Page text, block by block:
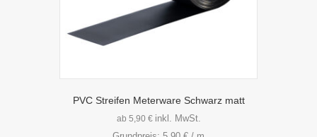
werden
PVC Streifen Meterware Schwarz matt
ab 5,90 € inkl. MwSt.